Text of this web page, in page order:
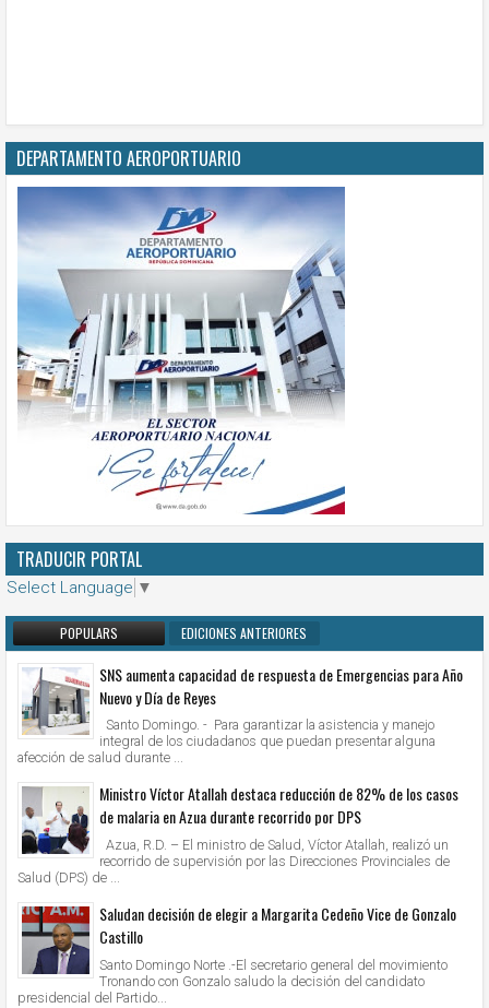
DEPARTAMENTO AEROPORTUARIO
TRADUCIR PORTAL
Select Language ▼
POPULARS EDICIONES ANTERIORES
SNS aumenta capacidad de respuesta de Emergencias para Año
Nuevo y Día de Reyes
Santo Domingo. - Para garantizar la asistencia y manejo
integral de los ciudadanos que puedan presentar alguna
afección de salud durante ...
Ministro Víctor Atallah destaca reducción de 82% de los casos
de malaria en Azua durante recorrido por DPS
Azua, R.D. – El ministro de Salud, Víctor Atallah, realizó un
recorrido de supervisión por las Direcciones Provinciales de
Salud (DPS) de ...
Saludan decisión de elegir a Margarita Cedeño Vice de Gonzalo
Castillo
Santo Domingo Norte .-El secretario general del movimiento
Tronando con Gonzalo saludo la decisión del candidato
presidencial del Partido...